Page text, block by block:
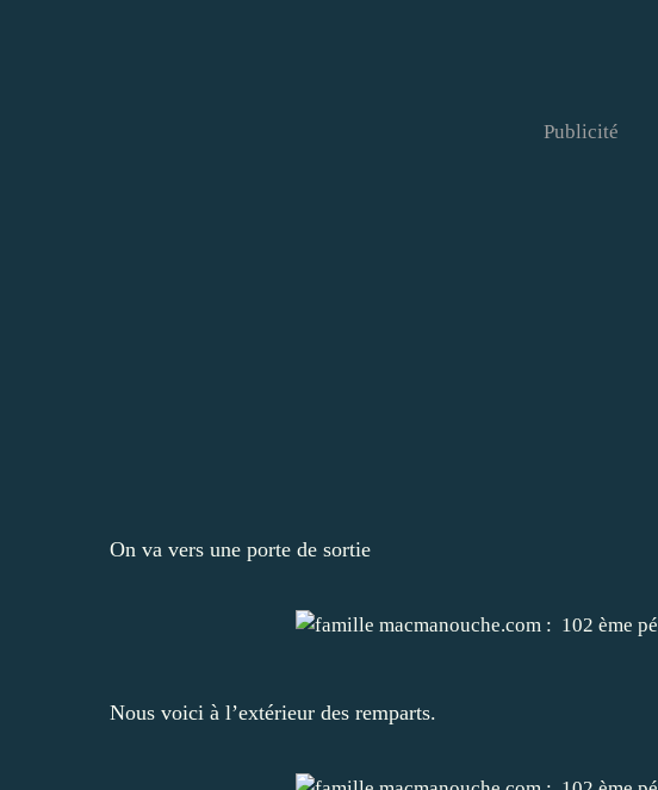
Publicité
On va vers une porte de sortie
Nous voici à l’extérieur des remparts.